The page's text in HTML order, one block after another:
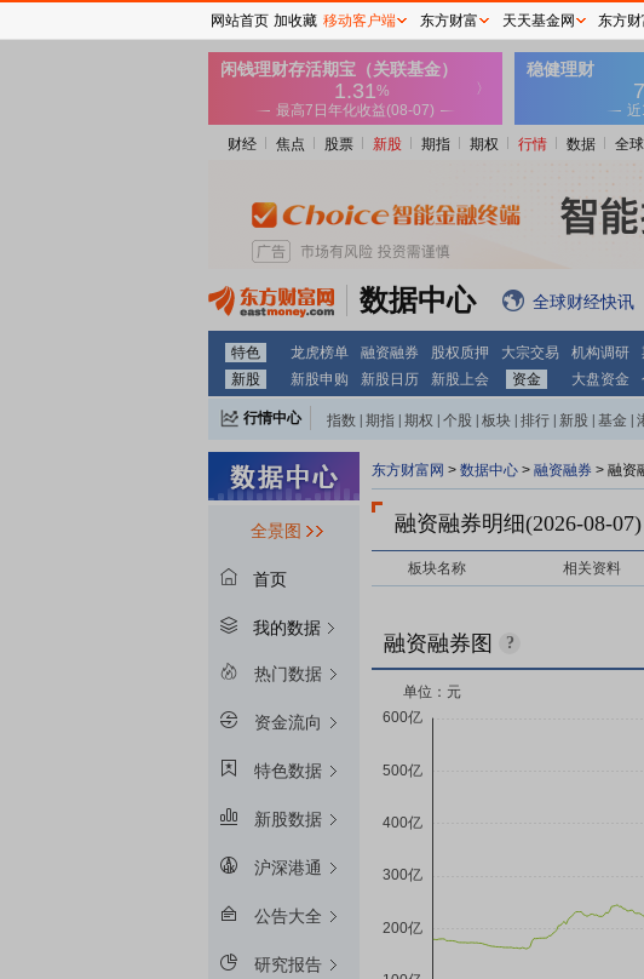
财经 焦点 股票 新股 期指 期权 行情 数据 全球
数据中心 全球财经快讯
特色 龙虎榜单 融资融券 股权质押 大宗交易 机构调研
新股
新股申购 新股日历 新股上会 资金 大盘资金
行情中心 指数 期指 期权 个股 板块 排行 新股 基金
全景图
首页
我的数据
热门数据
资金流向
特色数据
新股数据
沪深港通
公告大全
研究报告
东方财富网 > 数据中心 > 融资融券 > 融资
融资融券明细(2026-08-07)
板块名称 相关资料
融资融券图 ?
网站首页 加收藏 移动客户端 东方财富 天天基金网 东方